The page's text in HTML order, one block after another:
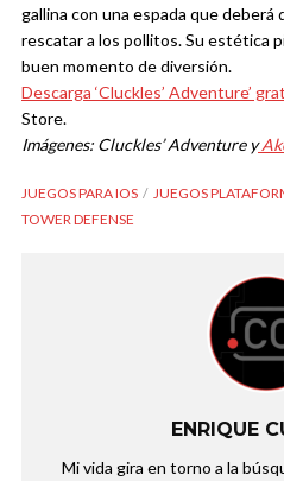
gallina con una espada que
rescatar a los pollitos. Su estética
buen momento de diversión.
Descarga ‘Cluckles’ Adventure’
Store.
Imágenes: Cluckles’ Adventure y
JUEGOS PARA IOS JUEGOS
TOWER DEFENSE
ENRIQUE
Mi vida gira en torno a la